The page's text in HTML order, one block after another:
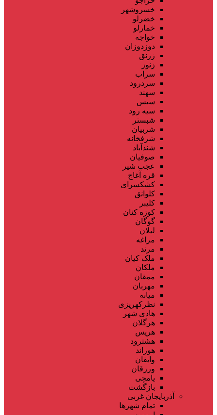
خسروشهر
خضرلو
خمارلو
خواجه
دوزدوزان
زرنق
زنوز
سراب
سردرود
سهند
سیس
سیه رود
شبستر
شربیان
شرفخانه
شندآباد
صوفیان
عجب شیر
قره آغاج
کشکسرای
کلوانق
کلیبر
کوزه کنان
گوگان
لیلان
مراغه
مرند
ملک کیان
ملکان
ممقان
مهربان
میانه
نظرکهریزی
هادی شهر
هرگلان
هریس
هشترود
هوراند
وایقان
ورزقان
یامچی
بازگشت
آذربایجان غربی
تمام شهر‌ها